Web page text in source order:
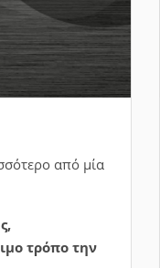
κάνετε την
που σας